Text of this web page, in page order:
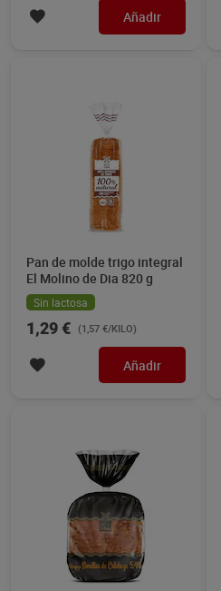
Añadir
Pan de molde trigo integral
El Molino de Dia 820 g
Sin lactosa
1,29 € (1,57 €/KILO)
Añadir